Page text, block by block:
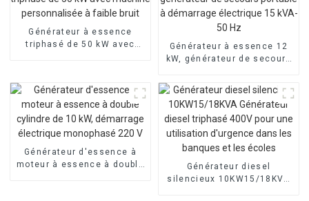
Générateur à essence
triphasé de 50 kW avec
Générateur à essence 12
kW, générateur de secours
électrique 15 kVA-50 Hz
Générateur d'essence à
moteur à essence à double
Générateur diesel
silencieux 10KW15/18KVA